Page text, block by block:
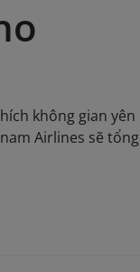
không gian yên
Airlines sẽ tổng